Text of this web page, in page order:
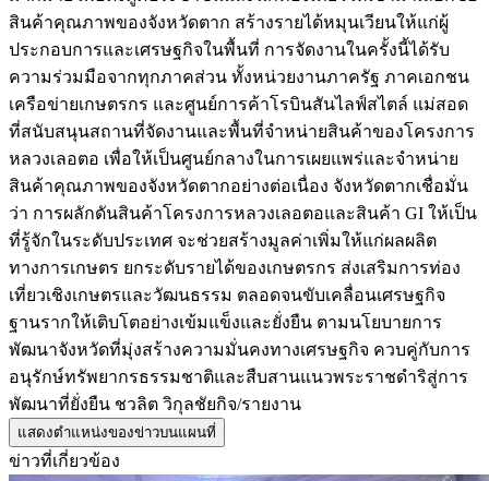
สินค้าคุณภาพของจังหวัดตาก สร้างรายได้หมุนเวียนให้แก่ผู้
ประกอบการและเศรษฐกิจในพื้นที่ การจัดงานในครั้งนี้ได้รับ
ความร่วมมือจากทุกภาคส่วน ทั้งหน่วยงานภาครัฐ ภาคเอกชน
เครือข่ายเกษตรกร และศูนย์การค้าโรบินสันไลฟ์สไตล์ แม่สอด
ที่สนับสนุนสถานที่จัดงานและพื้นที่จำหน่ายสินค้าของโครงการ
หลวงเลอตอ เพื่อให้เป็นศูนย์กลางในการเผยแพร่และจำหน่าย
สินค้าคุณภาพของจังหวัดตากอย่างต่อเนื่อง จังหวัดตากเชื่อมั่น
ว่า การผลักดันสินค้าโครงการหลวงเลอตอและสินค้า GI ให้เป็น
ที่รู้จักในระดับประเทศ จะช่วยสร้างมูลค่าเพิ่มให้แก่ผลผลิต
ทางการเกษตร ยกระดับรายได้ของเกษตรกร ส่งเสริมการท่อง
เที่ยวเชิงเกษตรและวัฒนธรรม ตลอดจนขับเคลื่อนเศรษฐกิจ
ฐานรากให้เติบโตอย่างเข้มแข็งและยั่งยืน ตามนโยบายการ
พัฒนาจังหวัดที่มุ่งสร้างความมั่นคงทางเศรษฐกิจ ควบคู่กับการ
อนุรักษ์ทรัพยากรธรรมชาติและสืบสานแนวพระราชดำริสู่การ
พัฒนาที่ยั่งยืน ชวลิต วิกุลชัยกิจ/รายงาน
แสดงตำแหน่งของข่าวบนแผนที่
ข่าวที่เกี่ยวข้อง